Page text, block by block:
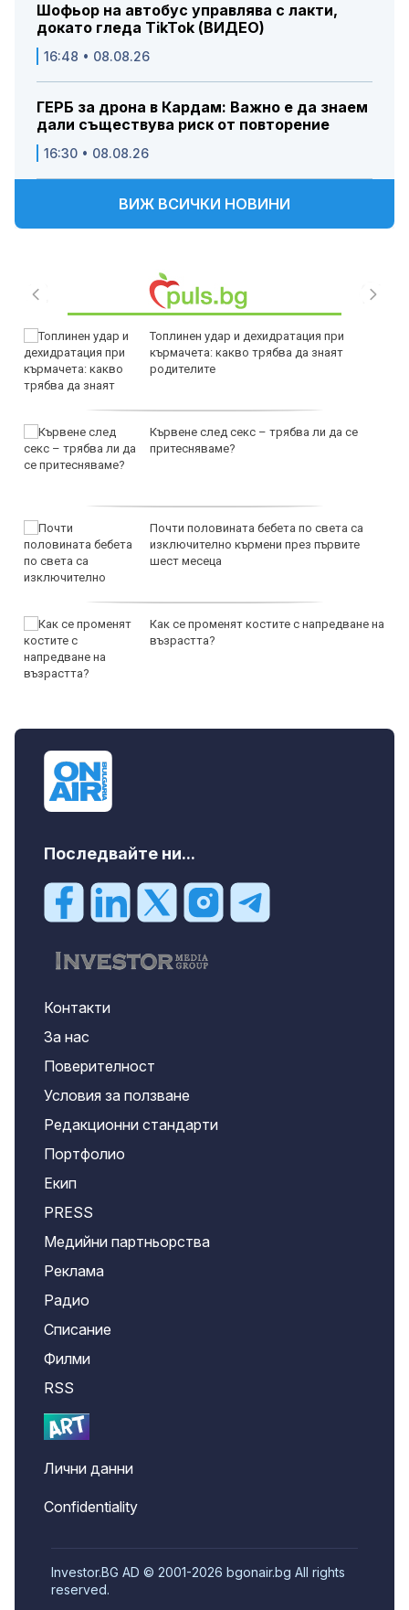
Шофьор на автобус управлява с лакти,
докато гледа TikTok (ВИДЕО)
16:48 • 08.08.26
ГЕРБ за дрона в Кардам: Важно е да знаем
дали съществува риск от повторение
16:30 • 08.08.26
ВИЖ ВСИЧКИ НОВИНИ
Топлинен удар и дехидратация при
кърмачета: какво трябва да знаят
родителите
Кървене след секс – трябва ли да се
притесняваме?
Почти половината бебета по света са
изключително кърмени през първите
шест месеца
Как се променят костите с напредване на
възрастта?
Последвайте ни...
Контакти
За нас
Поверителност
Условия за ползване
Редакционни стандарти
Портфолио
Екип
PRESS
Медийни партньорства
Реклама
Радио
Списание
Филми
RSS
Лични данни
Confidentiality
Investor.BG AD © 2001-2026 bgonair.bg All rights
reserved.